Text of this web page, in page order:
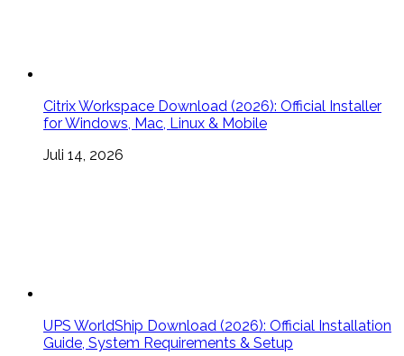
Citrix Workspace Download (2026): Official Installer
for Windows, Mac, Linux & Mobile
Juli 14, 2026
UPS WorldShip Download (2026): Official Installation
Guide, System Requirements & Setup